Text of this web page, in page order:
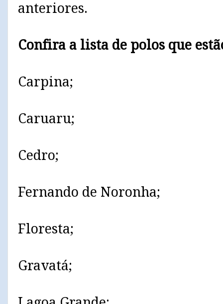
anteriores.
Confira a lista de polos que
Carpina;
Caruaru;
Cedro;
Fernando de Noronha;
Floresta;
Gravatá;